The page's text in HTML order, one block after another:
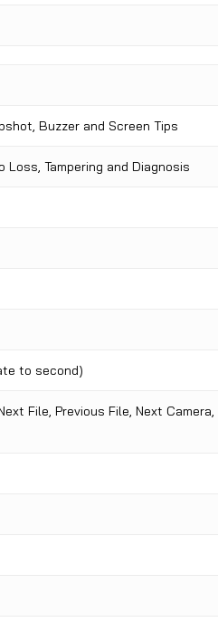
Buzzer and Screen Tips
Loss, Tampering and Diagnosis
to second)
File, Previous File, Next